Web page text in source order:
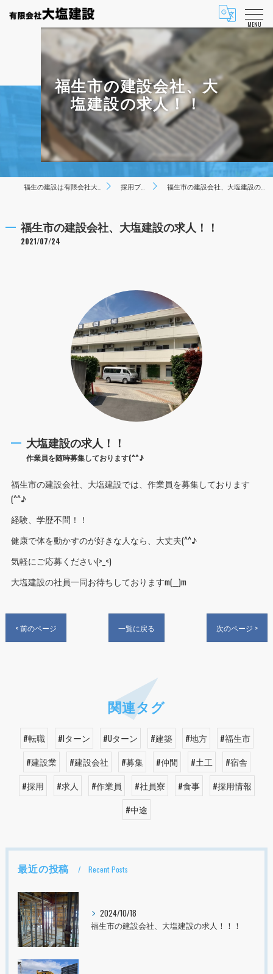
MENU
福生市の建設会社、大
塩建設の求人！！
福生の建設は有限会社大塩建設 採用ブログ 福生市の建設会社、大塩建設の求人！！
福生市の建設会社、大塩建設の求人！！
2021/07/24
大塩建設の求人！！
作業員を随時募集しております(^^♪
福生市の建設会社、大塩建設では、作業員を募集しております
(^^♪
経験、学歴不問！！
健康で体を動かすのが好きな人なら、大丈夫(^^♪
気軽にご応募ください(>_<)
大塩建設の社員一同お待ちしておりますm(__)m
< 前のページ 一覧に戻る 次のページ >
関連タグ
#転職 #Iターン #Uターン #建築 #地方
#福生市
#建設業
#建設会社 #募集 #仲間 #土工
#宿舎
#採用
#求人 #作業員 #社員寮 #食事
#採用情報
#中途
最近の投稿 Recent Posts
2024/10/18
福生市の建設会社、大塩建設の求人！！！